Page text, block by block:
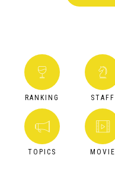
RANKING STAFF
TOPICS MOVIE